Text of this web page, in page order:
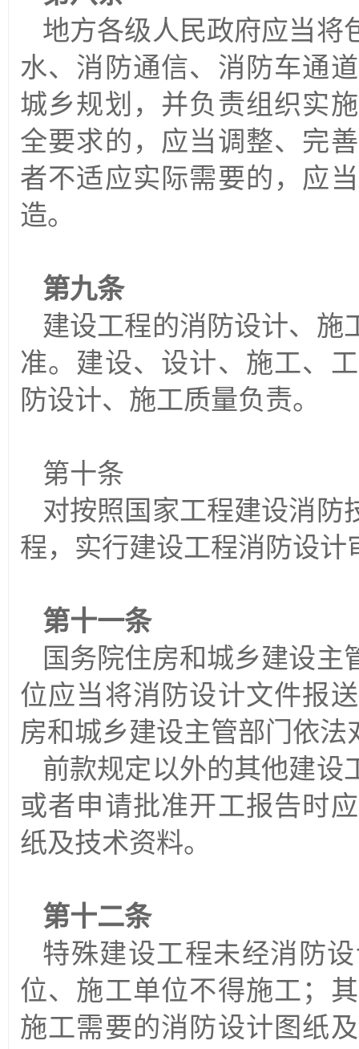
地方各级人民政府应当将
水、消防通信、消防车通
城乡规划，并负责组织实
全要求的，应当调整、完
者不适应实际需要的，应
造。
第九条
建设工程的消防设计、施
准。建设、设计、施工、
防设计、施工质量负责。
第十条
对按照国家工程建设消防
程，实行建设工程消防设计
第十一条
国务院住房和城乡建设
位应当将消防设计文件报
房和城乡建设主管部门依法
前款规定以外的其他建设
或者申请批准开工报告时
纸及技术资料。
第十二条
特殊建设工程未经消防
位、施工单位不得施工；
施工需要的消防设计图纸